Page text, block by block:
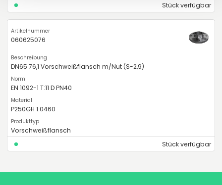
Stück verfügbar
060625076
DN65 76,1 Vorschweißflansch m/Nut (S-2,9)
EN 1092-1 T:11 D PN40
P250GH 1.0460
Vorschweißflansch
Stück verfügbar